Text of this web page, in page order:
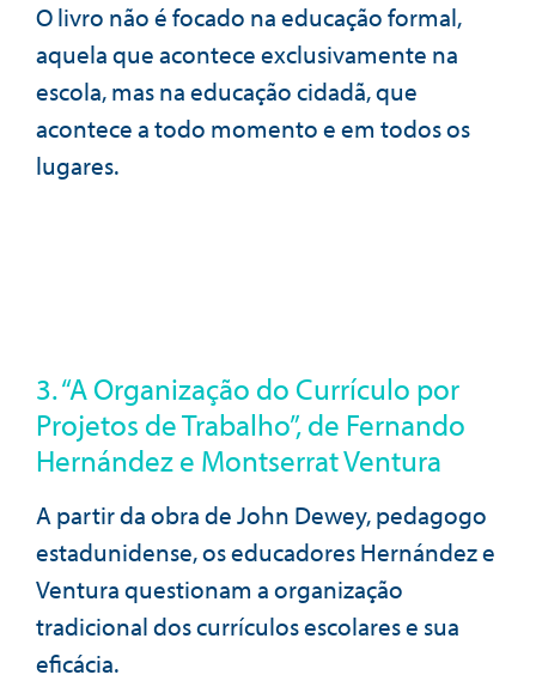
O livro não é focado na educação formal,
aquela que acontece exclusivamente na
escola, mas na educação cidadã, que
acontece a todo momento e em todos os
lugares.
3. “A Organização do Currículo por
Projetos de Trabalho”, de Fernando
Hernández e Montserrat Ventura
A partir da obra de John Dewey, pedagogo
estadunidense, os educadores Hernández e
Ventura questionam a organização
tradicional dos currículos escolares e sua
eficácia.